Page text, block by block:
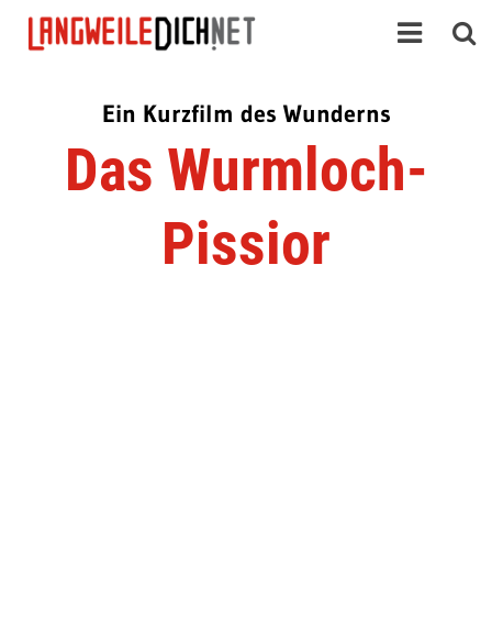
Ein Kurzfilm des Wunderns
Das Wurmloch-
Pissior